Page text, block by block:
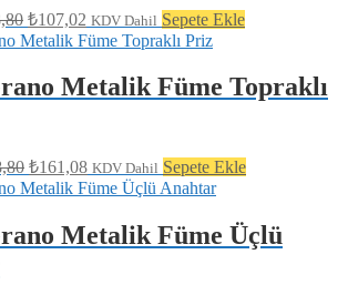
Orijinal
fiyat:
₺107,02 Şu
andaki
fiyat:
₺107,02.
KDV Dahil Sepete Ekle
Metalik Füme Topraklı
Orijinal
fiyat:
₺161,08 Şu
andaki
fiyat:
₺161,08.
KDV Dahil Sepete Ekle
Metalik Füme Üçlü